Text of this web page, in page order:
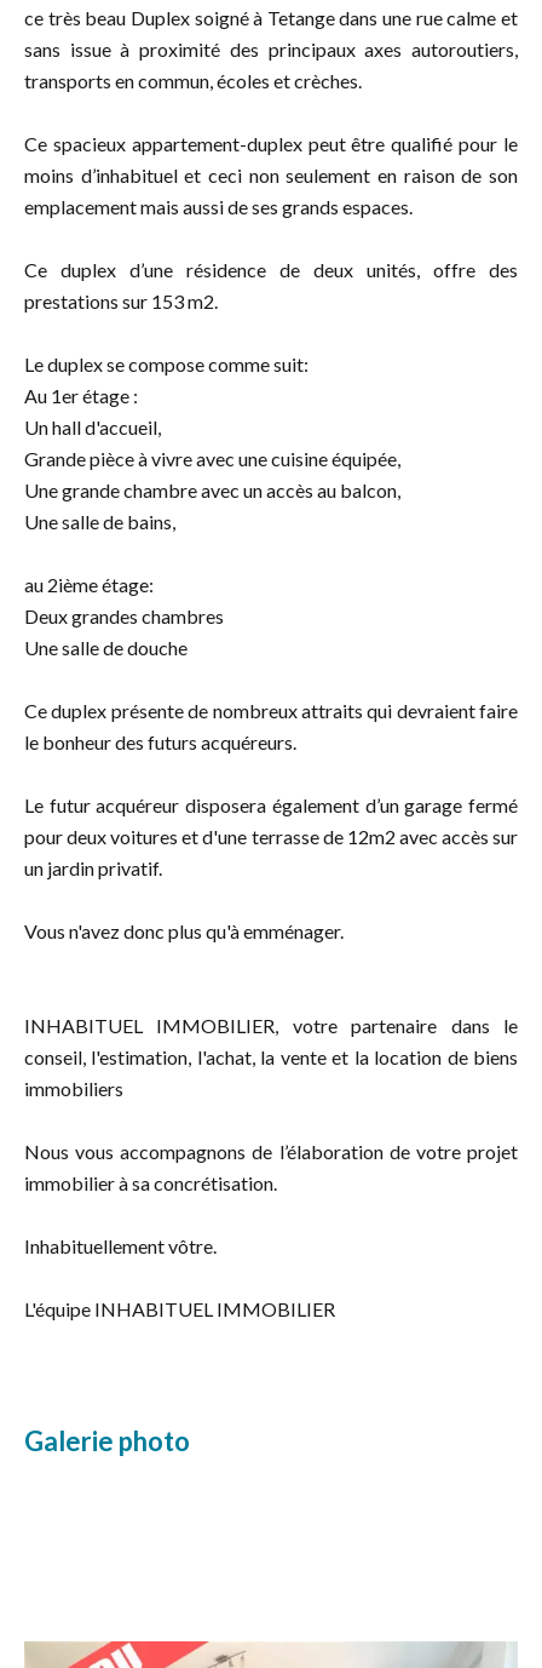
ce très beau Duplex soigné à Tetange dans une rue calme et
sans issue à proximité des principaux axes autoroutiers,
transports en commun, écoles et crèches.
Ce spacieux appartement-duplex peut être qualifié pour le
moins d’inhabituel et ceci non seulement en raison de son
emplacement mais aussi de ses grands espaces.
Ce duplex d’une résidence de deux unités, offre des
prestations sur 153 m2.
Le duplex se compose comme suit:
Au 1er étage :
Un hall d'accueil,
Grande pièce à vivre avec une cuisine équipée,
Une grande chambre avec un accès au balcon,
Une salle de bains,
au 2ième étage:
Deux grandes chambres
Une salle de douche
Ce duplex présente de nombreux attraits qui devraient faire
le bonheur des futurs acquéreurs.
Le futur acquéreur disposera également d’un garage fermé
pour deux voitures et d'une terrasse de 12m2 avec accès sur
un jardin privatif.
Vous n'avez donc plus qu'à emménager.
INHABITUEL IMMOBILIER, votre partenaire dans le
conseil, l'estimation, l'achat, la vente et la location de biens
immobiliers
Nous vous accompagnons de l’élaboration de votre projet
immobilier à sa concrétisation.
Inhabituellement vôtre.
L'équipe INHABITUEL IMMOBILIER
Galerie photo